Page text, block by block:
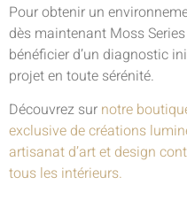
Pour obtenir un
dès maintenant Moss
bénéficier d’un diagnostic
projet en toute sérénité.
Découvrez sur notre
exclusive de créations
artisanat d’art et design
tous les intérieurs.